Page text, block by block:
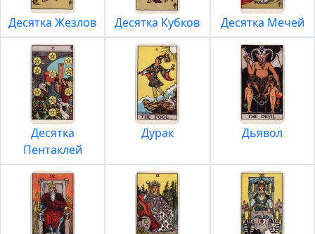
Десятка Жезлов Десятка Кубков Десятка Мечей
Десятка
Пентаклей
Дурак Дьявол